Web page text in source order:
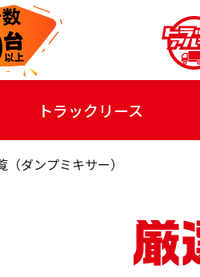
トラックリース
ダンプミキサー）